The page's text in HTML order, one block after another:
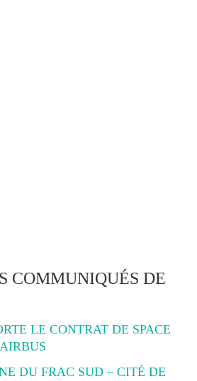
COMMUNIQUÉS DE
LE CONTRAT DE SPACE
DU FRAC SUD – CITÉ DE